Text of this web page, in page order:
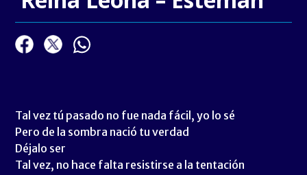
Tal vez tú pasado no fue nada fácil, yo lo sé
Pero de la sombra nació tu verdad
Déjalo ser
Tal vez, no hace falta resistirse a la tentación